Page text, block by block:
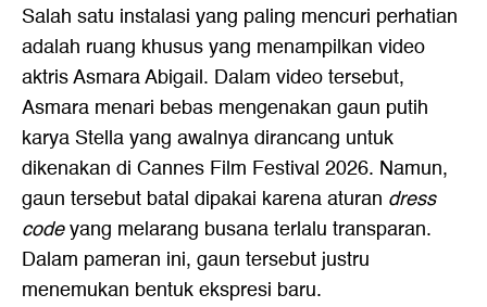
Salah satu instalasi yang paling mencuri perhatian
adalah ruang khusus yang menampilkan video
aktris Asmara Abigail. Dalam video tersebut,
Asmara menari bebas mengenakan gaun putih
karya Stella yang awalnya dirancang untuk
dikenakan di Cannes Film Festival 2026. Namun,
gaun tersebut batal dipakai karena aturan dress
codeyang melarang busana terlalu transparan.
Dalam pameran ini, gaun tersebut justru
menemukan bentuk ekspresi baru.